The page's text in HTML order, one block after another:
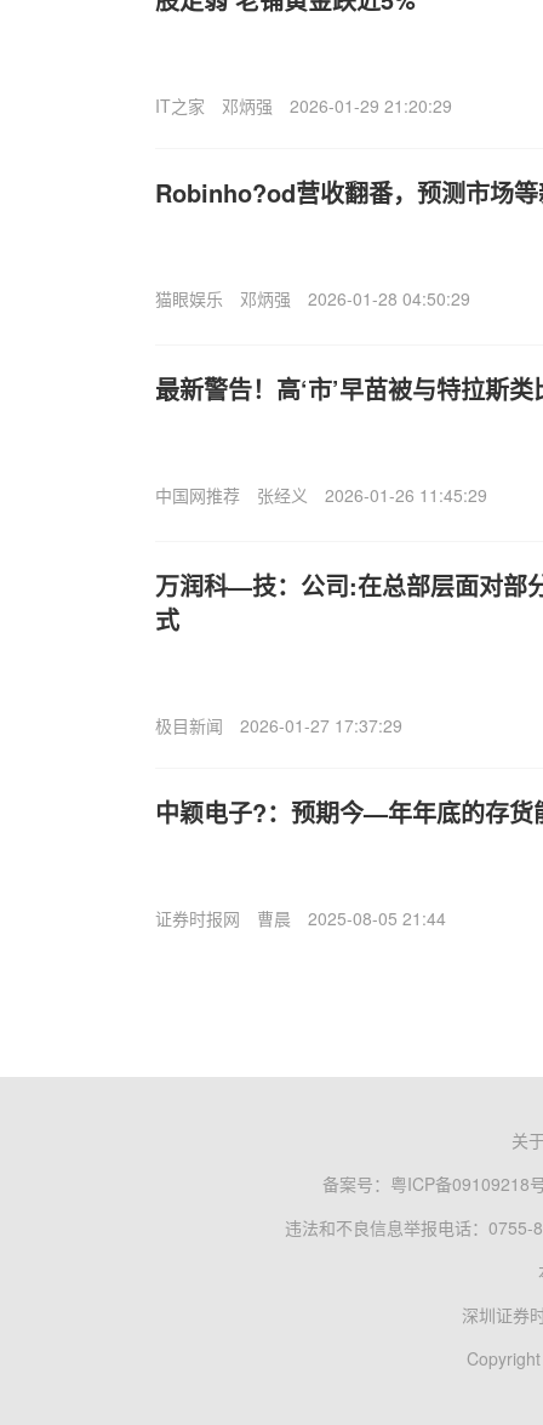
IT之家 邓炳强 2026-01-29 21:20:29
Robinho?od营收翻番，预测市场
猫眼娱乐 邓炳强 2026-01-28 04:50:29
最新警告！高‘市’早苗被与特拉斯类
中国网推荐 张经义 2026-01-26 11:45:29
万润科—技：公司:在总部层面对部
式
极目新闻 2026-01-27 17:37:29
中颖电子?：预期今—年年底的存货
证券时报网 曹晨 2025-08-05 21:44
关
备案号： 粤ICP备09109218
违法和不良信息举报电话：0755-
深圳证券